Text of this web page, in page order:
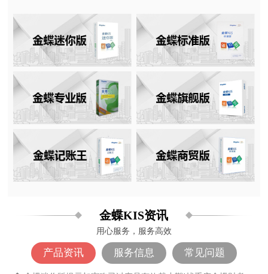
金蝶KIS资讯
用心服务，服务高效
产品资讯 服务信息 常见问题